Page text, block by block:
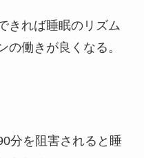
きれば睡眠のリズム
の働きが良くなる。
分を阻害されると睡